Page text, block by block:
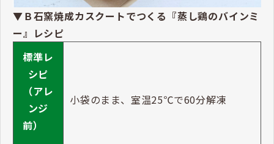
▼Ｂ石窯焼成カスクートでつくる『蒸し鶏のバインミ
ー』レシピ
標準レ
シピ
（アレ
ンジ
前）
小袋のまま、室温25℃で60分解凍